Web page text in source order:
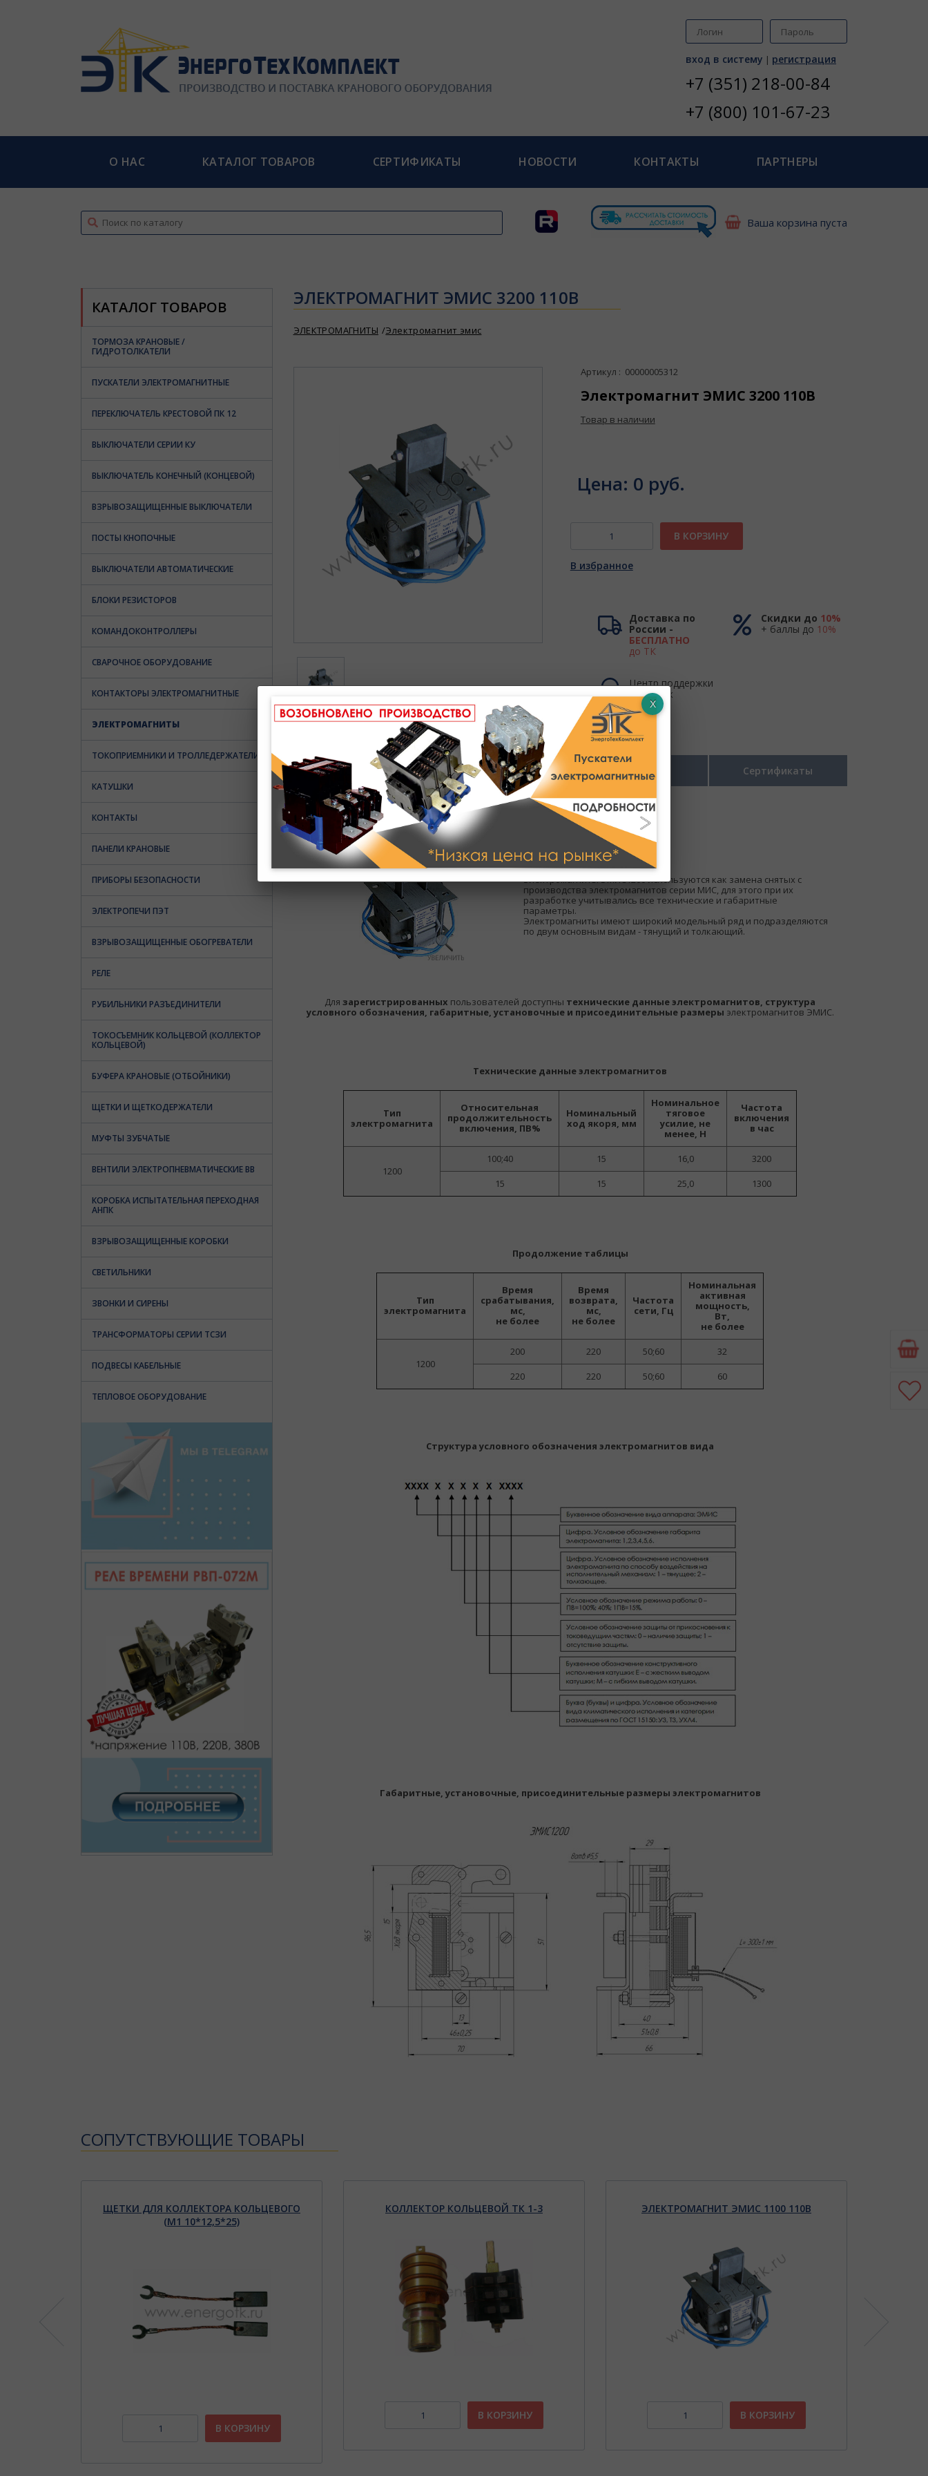
вход в систему | регистрация
+7 (351) 218-00-84
+7 (800) 101-67-23
О НАС КАТАЛОГ ТОВАРОВ СЕРТИФИКАТЫ НОВОСТИ КОНТАКТЫ ПАРТНЕРЫ
Ваша корзина пуста
КАТАЛОГ ТОВАРОВ
ТОРМОЗА КРАНОВЫЕ /
ГИДРОТОЛКАТЕЛИ
ПУСКАТЕЛИ ЭЛЕКТРОМАГНИТНЫЕ
ПЕРЕКЛЮЧАТЕЛЬ КРЕСТОВОЙ ПК 12
ВЫКЛЮЧАТЕЛИ СЕРИИ КУ
ВЫКЛЮЧАТЕЛЬ КОНЕЧНЫЙ (КОНЦЕВОЙ)
ВЗРЫВОЗАЩИЩЕННЫЕ ВЫКЛЮЧАТЕЛИ
ПОСТЫ КНОПОЧНЫЕ
ВЫКЛЮЧАТЕЛИ АВТОМАТИЧЕСКИЕ
БЛОКИ РЕЗИСТОРОВ
КОМАНДОКОНТРОЛЛЕРЫ
СВАРОЧНОЕ ОБОРУДОВАНИЕ
КОНТАКТОРЫ ЭЛЕКТРОМАГНИТНЫЕ
ЭЛЕКТРОМАГНИТЫ
ТОКОПРИЕМНИКИ И ТРОЛЛЕДЕРЖАТЕЛИ
КАТУШКИ
КОНТАКТЫ
ПАНЕЛИ КРАНОВЫЕ
ПРИБОРЫ БЕЗОПАСНОСТИ
ЭЛЕКТРОПЕЧИ ПЭТ
ВЗРЫВОЗАЩИЩЕННЫЕ ОБОГРЕВАТЕЛИ
РЕЛЕ
РУБИЛЬНИКИ РАЗЪЕДИНИТЕЛИ
ТОКОСЪЕМНИК КОЛЬЦЕВОЙ (КОЛЛЕКТОР
КОЛЬЦЕВОЙ)
БУФЕРА КРАНОВЫЕ (ОТБОЙНИКИ)
ЩЕТКИ И ЩЕТКОДЕРЖАТЕЛИ
МУФТЫ ЗУБЧАТЫЕ
ВЕНТИЛИ ЭЛЕКТРОПНЕВМАТИЧЕСКИЕ ВВ
КОРОБКА ИСПЫТАТЕЛЬНАЯ ПЕРЕХОДНАЯ
АНПК
ВЗРЫВОЗАЩИЩЕННЫЕ КОРОБКИ
СВЕТИЛЬНИКИ
ЗВОНКИ И СИРЕНЫ
ТРАНСФОРМАТОРЫ СЕРИИ ТСЗИ
ПОДВЕСЫ КАБЕЛЬНЫЕ
ТЕПЛОВОЕ ОБОРУДОВАНИЕ
ЭЛЕКТРОМАГНИТ ЭМИС 3200 110В
ЭЛЕКТРОМАГНИТЫ Электромагнит эмис
Артикул : 00000005312
Электромагнит ЭМИС 3200 110В
Товар в наличии
Цена: 0 руб.
В КОРЗИНУ
В избранное
Доставка по
России -
БЕСПЛАТНО
до ТК
Скидки до 10%
+ баллы до 10%
Центр поддержки
и продаж
Полное описание Техническое описание Сертификаты
Электромагниты ЭМИС1200 используются как замена снятых с
производства электромагнитов серии МИС, для этого при их
разработке учитывались все технические и габаритные
параметры.
Электромагниты имеют широкий модельный ряд и подразделяются
по двум основным видам - тянущий и толкающий.
Для зарегистрированных пользователей доступны технические данные электромагнитов, структура
условного обозначения, габаритные, установочные и присоединительные размеры электромагнитов ЭМИС.
Технические данные электромагнитов
Тип
электромагнита
Относительная
продолжительность
включения, ПВ%
Номинальный
ход якоря, мм
Номинальное
тяговое
усилие, не
менее, Н
Частота
включения
в час
1200
100;40 15 16,0
3200
15
15 25,0 1300
Продолжение таблицы
Тип
электромагнита
Время
срабатывания,
мс,
не более
Время
возврата,
мс,
не более
Частота
сети, Гц
Номинальная
активная
мощность,
Вт,
не более
1200
200 220 50;60
32
220
220 50;60 60
Структура условного обозначения электромагнитов вида
Габаритные, установочные, присоединительные размеры электромагнитов
CОПУТСТВУЮЩИЕ ТОВАРЫ
ЩЕТКИ ДЛЯ КОЛЛЕКТОРА КОЛЬЦЕВОГО
(М1 10*12,5*25)
В КОРЗИНУ
КОЛЛЕКТОР КОЛЬЦЕВОЙ ТК 1-3
В КОРЗИНУ
ЭЛЕКТРОМАГНИТ ЭМИС 1100 110В
В КОРЗИНУ